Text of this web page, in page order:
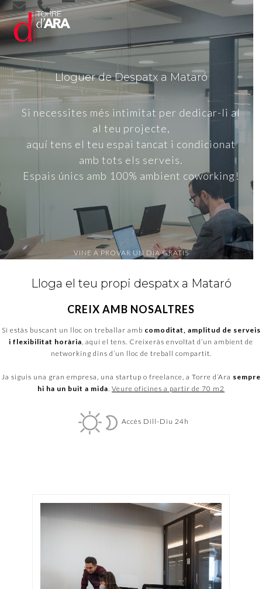
Skip
to
content
Open
mobile
menu
Close
mobile
menu
Lloguer de Despatx a Mataró
Si necessites més intimitat per dedicar-li al
al teu projecte,
aquí tens el teu espai tancat i condicionat
amb tots els serveis.
Espais únics amb 100% ambient coworking!
VINE A PROVAR UN DIA GRATIS
Lloga el teu propi despatx a Mataró
CREIX AMB NOSALTRES
Si estàs buscant un lloc on treballar amb comoditat, amplitud de serveis
i flexibilitat horària, aquí el tens. Creixeràs envoltat d’un ambient de
networking dins d’un lloc de treball compartit.
Ja siguis una gran empresa, una startup o freelance, a Torre d’Ara sempre
hi ha un buit a mida. Veure oficines a partir de 70 m2
Accès Dill-Diu 24h